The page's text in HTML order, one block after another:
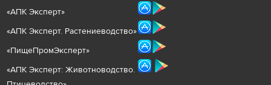
«АПК Эксперт»
«АПК Эксперт. Растениеводство»
«ПищеПромЭксперт»
«АПК Эксперт: Животноводство.